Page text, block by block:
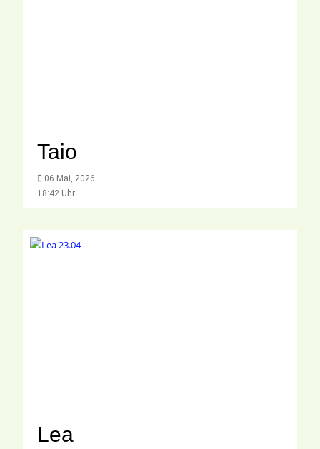
Taio
06 Mai, 2026
18:42 Uhr
Lea